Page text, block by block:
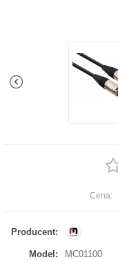
Cena:
Producent:
Model:
MC01100